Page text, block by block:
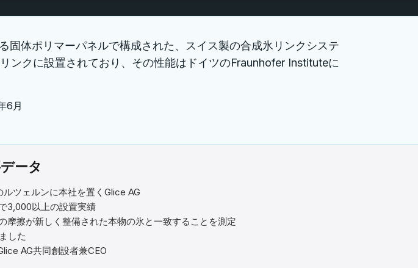
体ポリマーパネルで構成された、スイス製の合成氷リンクシステ
ンクに設置されており、その性能はドイツのFraunhofer Instituteに
6月
ータ
ツェルンに本社を置くGlice AG
3,000以上の設置実績
擦が新しく整備された本物の氷と一致することを測定
した
AG共同創設者兼CEO